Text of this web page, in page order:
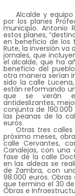
Alcalde y
por los planes
municipio. Antonio
estos planes,
en beneficio de los
Rute, la inversión va
jornales, que
el alcalde, que ha
beneficio del
otra manera serían
sido la calle
están reformando
que se verán
antideslizantes,
conjunta de
las peanas de la
euros.
Otras tres
próximo meses,
calle Cervantes,
Canalejas, con una
fase de la calle
en las aldeas se
de Zambra, con
98.000 euros.
que termina el 30
Obras e